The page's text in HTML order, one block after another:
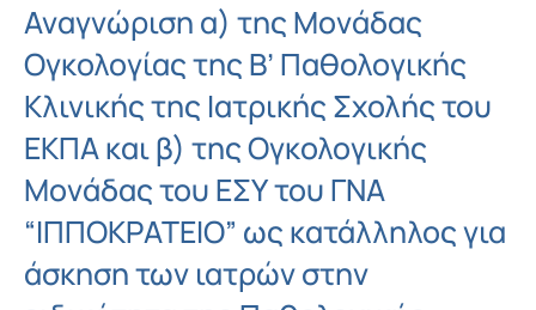
Αναγνώριση α) της Μονάδας
Ογκολογίας της Β’ Παθολογικής
Κλινικής της Ιατρικής Σχολής του
ΕΚΠΑ και β) της Ογκολογικής
Μονάδας του ΕΣΥ του ΓΝΑ
“ΙΠΠΟΚΡΑΤΕΙΟ” ως κατάλληλος για
άσκηση των ιατρών στην